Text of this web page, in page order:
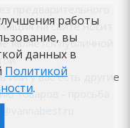
на сайте носит
является публичной
или у вас есть другие
товаров - просьба
работы
вы
данных в
Политикой
.